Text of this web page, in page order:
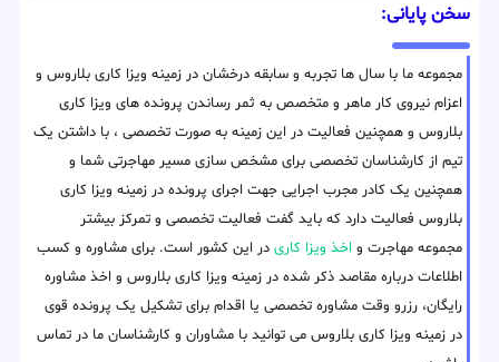
سخن پایانی:
مجموعه ما با سال ها تجربه و سابقه درخشان در زمینه ویزا کاری بلاروس و
اعزام نیروی کار ماهر و متخصص به ثمر رساندن پرونده های ویزا کاری
بلاروس و همچنین فعالیت در این زمینه به صورت تخصصی ، با داشتن یک
تیم از کارشناسان تخصصی برای مشخص سازی مسیر مهاجرتی شما و
همچنین یک کادر مجرب اجرایی جهت اجرای پرونده در زمینه ویزا کاری
بلاروس فعالیت دارد که باید گفت فعالیت تخصصی و تمرکز بیشتر
مجموعه مهاجرت و اخذ ویزا کاری در این کشور است. برای مشاوره و کسب
اطلاعات درباره مقاصد ذکر شده در زمینه ویزا کاری بلاروس و اخذ مشاوره
رایگان، رزرو وقت مشاوره تخصصی یا اقدام برای تشکیل یک پرونده قوی
در زمینه ویزا کاری بلاروس می توانید با مشاوران و کارشناسان ما در تماس